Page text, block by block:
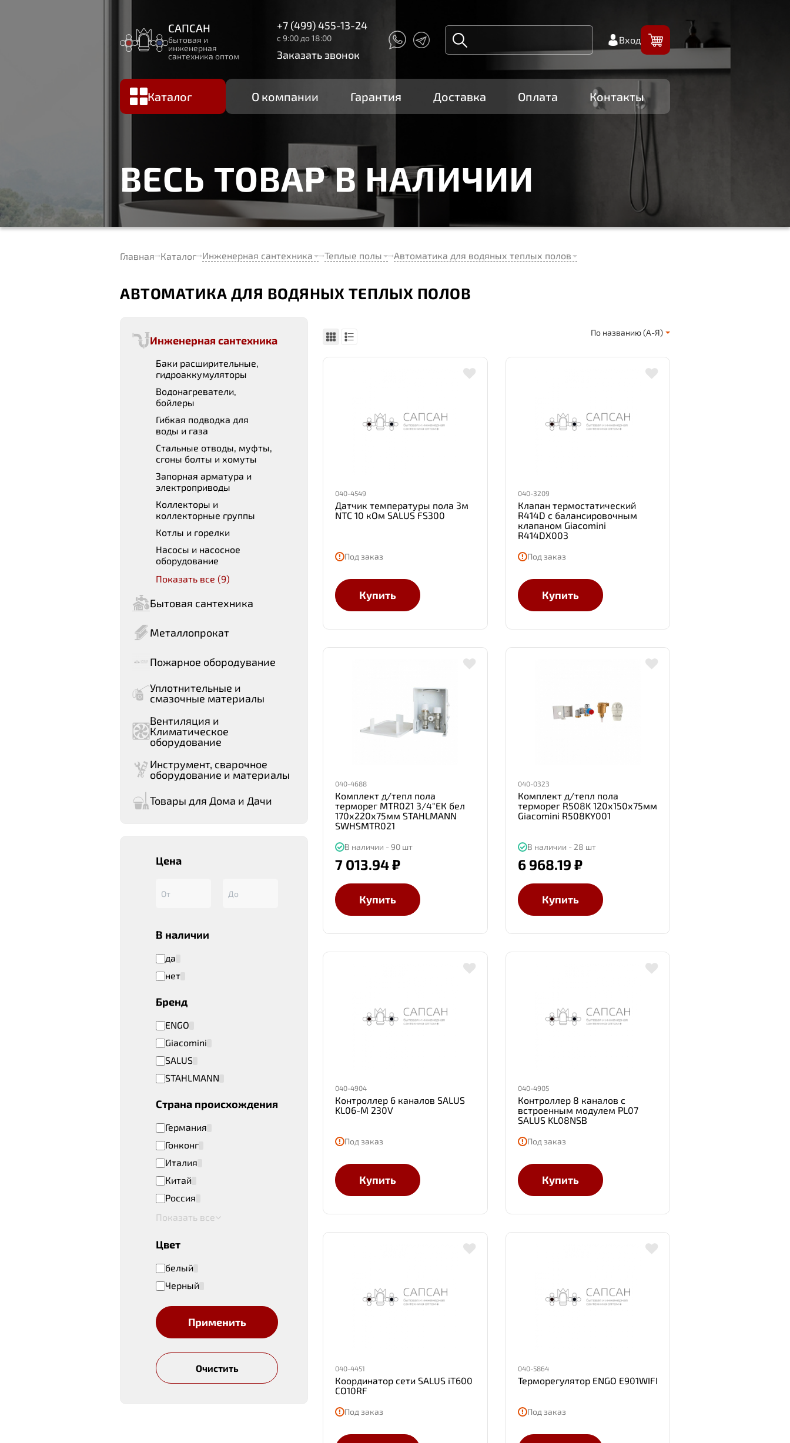
САПСАН
бытовая и
инженерная
сантехника оптом
+7 (499) 455-13-24
с 9:00 до 18:00
Заказать звонок
Вход
Каталог О компании Гарантия Доставка Оплата Контакты
ВЕСЬ ТОВАР В НАЛИЧИИ
Главная Каталог Инженерная сантехника Теплые полы Автоматика для водяных теплых полов
АВТОМАТИКА ДЛЯ ВОДЯНЫХ ТЕПЛЫХ ПОЛОВ
Инженерная сантехника
Баки расширительные,
гидроаккумуляторы
Водонагреватели,
бойлеры
Гибкая подводка для
воды и газа
Стальные отводы, муфты,
сгоны болты и хомуты
Запорная арматура и
электроприводы
Коллекторы и
коллекторные группы
Котлы и горелки
Насосы и насосное
оборудование
Показать все (9)
Бытовая сантехника
Металлопрокат
Пожарное обородувание
Уплотнительные и
смазочные материалы
Вентиляция и
Климатическое
оборудование
Инструмент, сварочное
оборудование и материалы
Товары для Дома и Дачи
Цена
В наличии
да
нет
Бренд
ENGO
Giacomini
SALUS
STAHLMANN
Страна происхождения
Германия
Гонконг
Италия
Китай
Россия
Показать все
Цвет
белый
Черный
По названию (А-Я)
040-4549
Датчик температуры пола 3м
NTC 10 кОм SALUS FS300
Под заказ
Купить
040-3209
Клапан термостатический
R414D с балансировочным
клапаном Giacomini
R414DX003
Под заказ
Купить
040-4688
Комплект д/тепл пола
терморег MTR021 3/4"ЕК бел
170х220х75мм STAHLMANN
SWHSMTR021
В наличии - 90 шт
7 013.94 ₽
Купить
040-0323
Комплект д/тепл пола
терморег R508K 120х150х75мм
Giacomini R508KY001
В наличии - 28 шт
6 968.19 ₽
Купить
040-4904
Контроллер 6 каналов SALUS
KL06-M 230V
Под заказ
Купить
040-4905
Контроллер 8 каналов с
встроенным модулем PL07
SALUS KL08NSB
Под заказ
Купить
040-4451
Координатор сети SALUS iT600
CO10RF
Под заказ
040-5864
Терморегулятор ENGO E901WIFI
Под заказ